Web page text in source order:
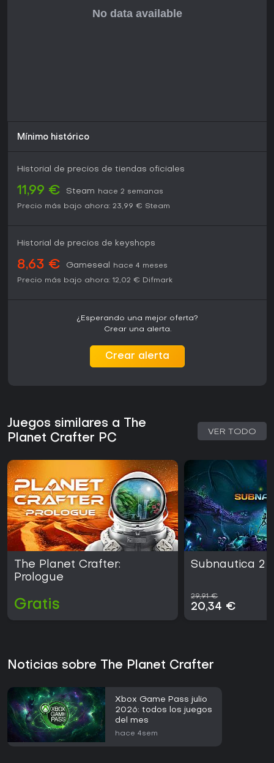
Mínimo histórico
Historial de precios de tiendas oficiales
11,99 € Steam
hace 2 semanas
Precio más bajo ahora: 23,99 € Steam
Historial de precios de keyshops
8,63 € Gameseal
hace 4 meses
Precio más bajo ahora: 12,02 € Difmark
¿Esperando una mejor oferta?
Crear una alerta.
Crear alerta
Juegos similares a The
Planet Crafter PC
VER TODO
The Planet Crafter:
Prologue
Gratis
Subnautica 2
29,91 €
20,34 €
Noticias sobre The Planet Crafter
Xbox Game Pass julio
2026: todos los juegos
del mes
hace 4sem